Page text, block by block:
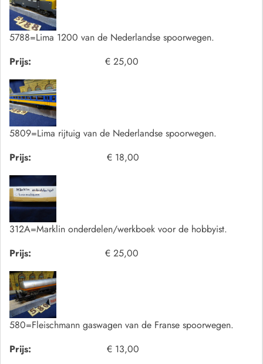
5788=Lima 1200 van de Nederlandse spoorwegen.
Prijs:
€ 25,00
5809=Lima rijtuig van de Nederlandse spoorwegen.
Prijs:
€ 18,00
312A=Marklin onderdelen/werkboek voor de hobbyist.
Prijs:
€ 25,00
580=Fleischmann gaswagen van de Franse spoorwegen.
Prijs:
€ 13,00